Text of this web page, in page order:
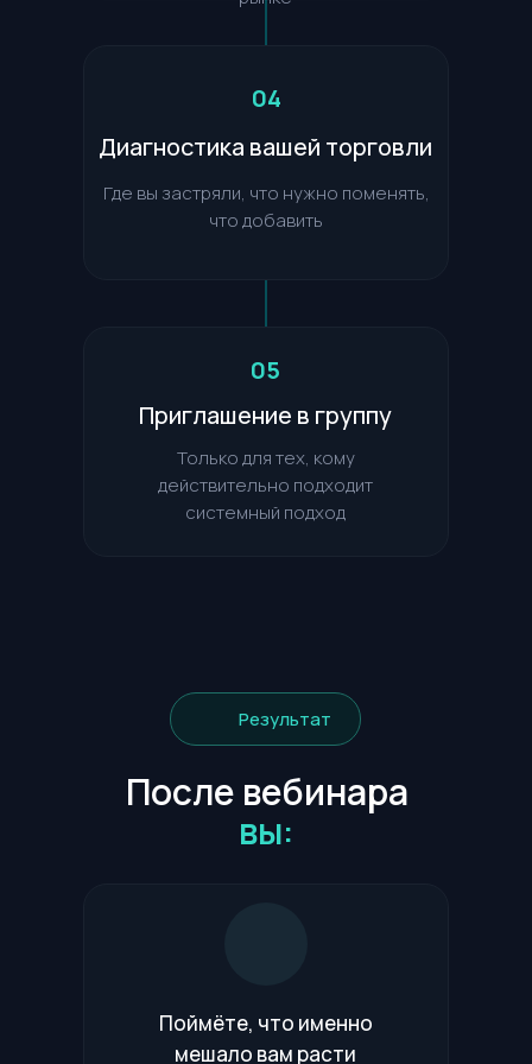
05
Приглашение в группу
Только для тех, кому
действительно подходит
системный подход
04
Диагностика вашей торговли
Где вы застряли, что нужно поменять,
что добавить
Поймёте, что именно
мешало вам расти
Результат
После вебинара
вы:
Практика в торговле акциями,